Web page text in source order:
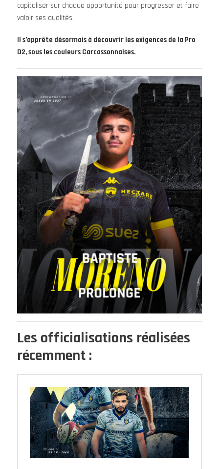
capitaliser sur chaque opportunité pour progresser et faire
valoir ses qualités.
Il s’apprête désormais à découvrir les exigences de la Pro
D2, sous les couleurs Carcassonnaises.
Les officialisations réalisées
récemment :